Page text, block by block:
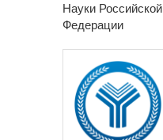
Науки Российской
Федерации